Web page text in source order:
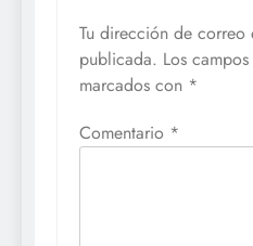
Tu dirección de correo
publicada. Los
marcados con *
Comentario *